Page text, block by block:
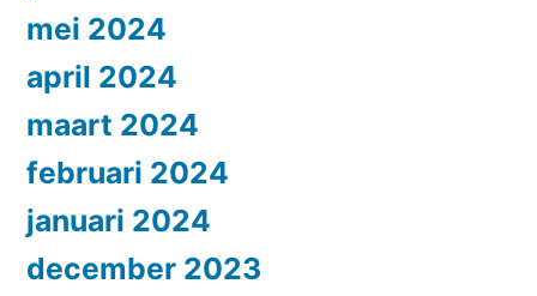
mei 2024
april 2024
maart 2024
februari 2024
januari 2024
december 2023